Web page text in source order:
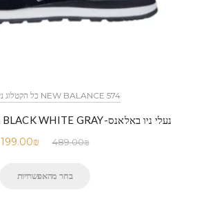
NEW BALANCE 574 כל הקטלוג ניו באלאנס
נעלי ניו באלאנס-New Balance 574 BLACK WHITE GRAY
489.00₪
199.00₪
בחר מהאפשרויות